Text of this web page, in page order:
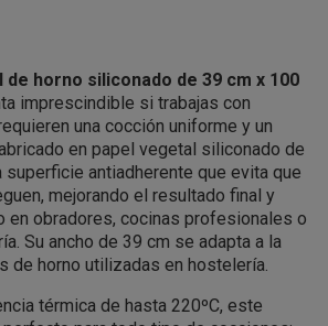
de horno siliconado de 39 cm x 100
imprescindible si trabajas con
una cocción uniforme y un
en papel vegetal siliconado de
superficie antiadherente que evita que
mejorando el resultado final y
en obradores, cocinas profesionales o
Su ancho de 39 cm se adapta a la
de horno utilizadas en hostelería.
térmica de hasta 220ºC, este